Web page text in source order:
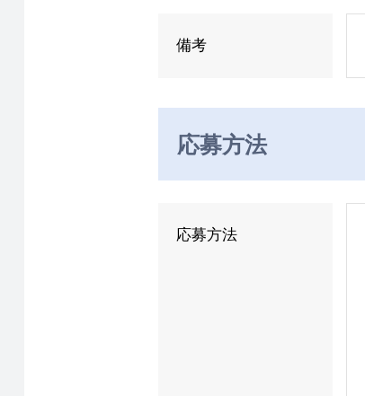
備考
応募方法
応募方法